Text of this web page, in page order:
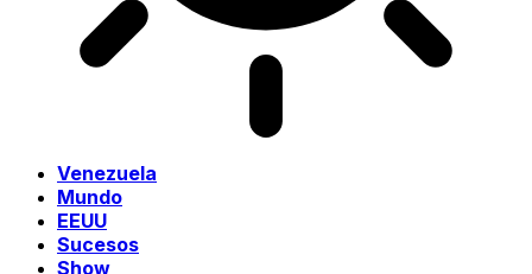
Venezuela
Mundo
EEUU
Sucesos
Show